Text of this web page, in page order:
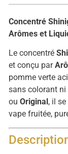
Concentré
Arômes et
Le concentré
et conçu par
pomme verte
sans colorant
ouOriginal , il
vape fruitée,